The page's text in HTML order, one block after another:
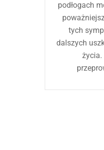
podłogach
tych
dalszych